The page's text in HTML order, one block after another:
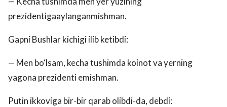
prezidentigaaylanganmishman.
Gapni Bushlar kichigi ilib ketibdi:
— Men bo‘lsam, kecha tushimda koinot va yerning
yagona prezidenti emishman.
Putin ikkoviga bir-bir qarab olibdi-da, debdi: